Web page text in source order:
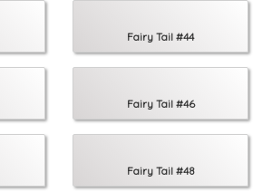
Fairy Tail #44
Fairy Tail #46
Fairy Tail #48